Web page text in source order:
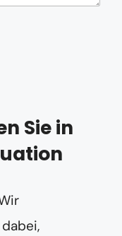
Sie in